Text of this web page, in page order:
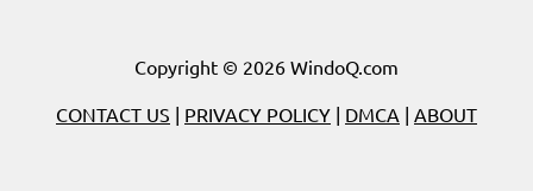
Copyright © 2026 WindoQ.com
CONTACT US | PRIVACY POLICY | DMCA | ABOUT